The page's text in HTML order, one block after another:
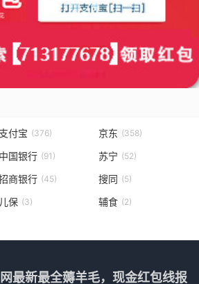
支付宝 (376) 京东 (358)
中国银行 (91) 苏宁 (52)
商银行 (45) 搜同 (5)
儿保 (3) 辅食 (2)
最新最全薅羊毛，现金红包线报